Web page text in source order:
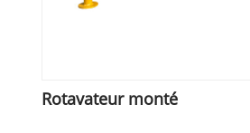
Rotavateur monté